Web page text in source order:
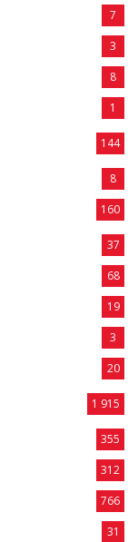
7
3
8
1
144
8
160
37
68
19
3
20
1 915
355
312
766
31